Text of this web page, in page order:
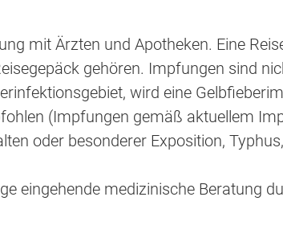
mit Ärzten und Apotheken. Eine
gehören. Impfungen sind
wird eine
(Impfungen gemäß aktuellem
oder besonderer Exposition,
eingehende medizinische Beratung